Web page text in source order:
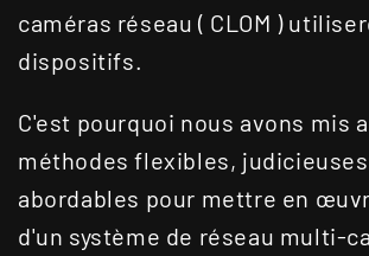
caméras réseau ( CLOM )
dispositifs.
C'est pourquoi nous avons mis
méthodes flexibles,
abordables pour mettre en
d'un système de réseau multi-